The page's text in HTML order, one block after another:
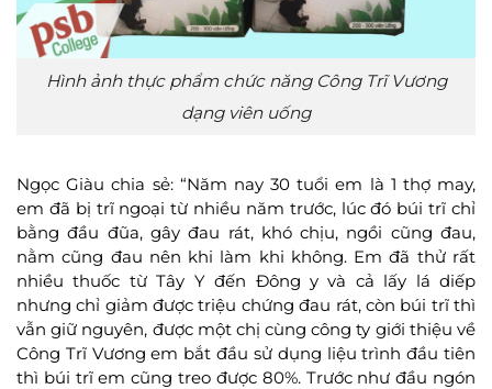
Hình ảnh thực phẩm chức năng Công Trĩ Vương
dạng viên uống
Ngọc Giàu chia sẻ: “Năm nay 30 tuổi em là 1 thợ may,
em đã bị trĩ ngoại từ nhiều năm trước, lúc đó búi trĩ chỉ
bằng đầu đũa, gây đau rát, khó chịu, ngồi cũng đau,
nằm cũng đau nên khi làm khi không. Em đã thử rất
nhiều thuốc từ Tây Y đến Đông y và cả lấy lá diếp
nhưng chỉ giảm được triệu chứng đau rát, còn búi trĩ thì
vẫn giữ nguyên, được một chị cùng công ty giới thiệu về
Công Trĩ Vương em bắt đầu sử dụng liệu trình đầu tiên
thì búi trĩ em cũng treo được 80%. Trước như đầu ngón